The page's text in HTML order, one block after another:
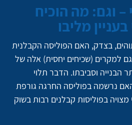
וגם: מה הוכיח
מליבו
בצדק, האם הפוליסה הקבלנית
גם למקרים (שכיחים יחסית) אלה של
הבנייה וסביבתו. הדבר תלוי
נרשמה בפוליסה החרגה גורפת
בפוליסות קבלנים רבות בשוק